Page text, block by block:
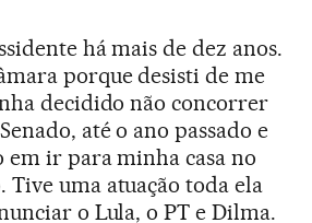
há mais de dez anos.
porque desisti de me
decidido não concorrer
até o ano passado e
em ir para minha casa no
uma atuação toda ela
o Lula, o PT e Dilma.